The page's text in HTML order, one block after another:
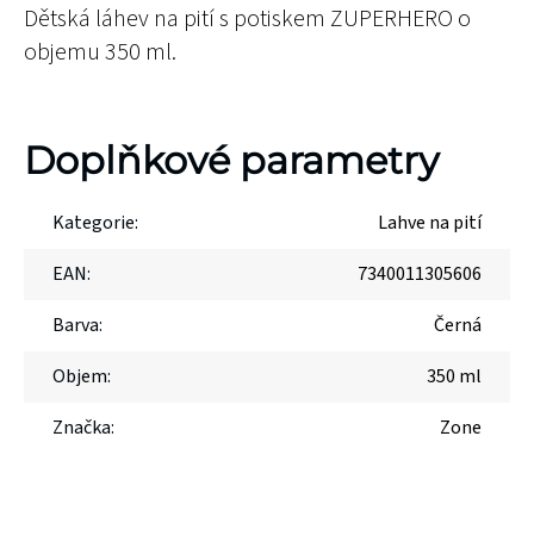
Dětská láhev na pití s potiskem ZUPERHERO o
objemu 350 ml.
Doplňkové parametry
Kategorie:
Lahve na pití
EAN:
7340011305606
Barva:
Černá
Objem:
350 ml
Značka: Zone